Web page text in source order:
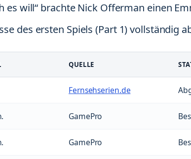
es will“ brachte Nick Offerman einen
des ersten Spiels (Part 1) vollständig
QUELLE
Fernsehserien.de
GamePro
GamePro